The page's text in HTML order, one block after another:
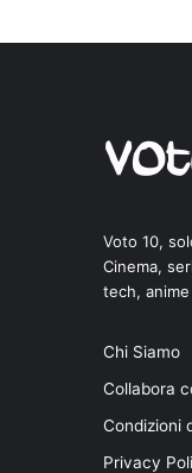
Voto 10,
Cinema,
tech,
Chi Siamo
Collabora
Condizioni
Privacy